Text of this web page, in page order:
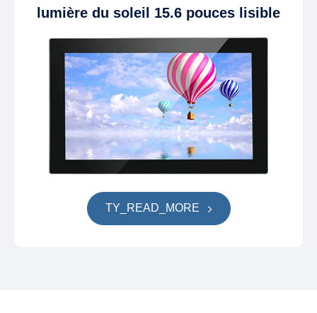
lumière du soleil 15.6 pouces lisible
TY_READ_MORE